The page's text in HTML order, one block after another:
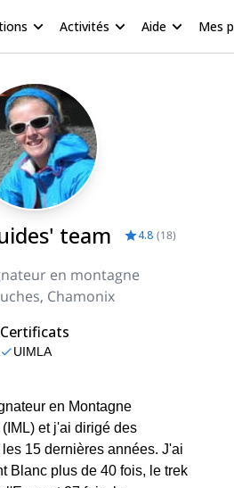
Activités Aide Mes
team 4.8 (18)
en montagne
Chamonix
Certificats
UIMLA
en Montagne
et j'ai dirigé des
15 dernières années. J'ai
Blanc plus de 40 fois, le trek